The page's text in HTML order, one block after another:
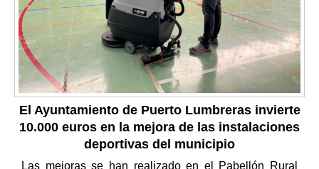
El Ayuntamiento de Puerto Lumbreras invierte
10.000 euros en la mejora de las instalaciones
deportivas del municipio
Las mejoras se han realizado en el Pabellón Rural